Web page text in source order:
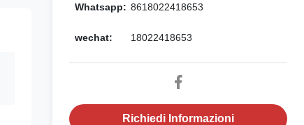
Whatsapp: 8618022418653
wechat: 18022418653
Richiedi Informazioni